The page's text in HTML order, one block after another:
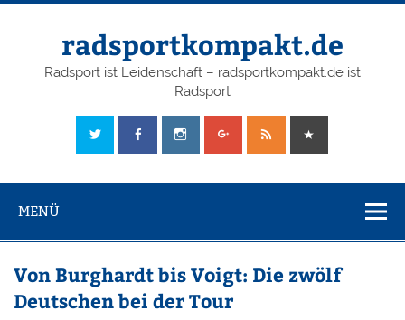
radsportkompakt.de
Radsport ist Leidenschaft – radsportkompakt.de ist
Radsport
MENÜ
Von Burghardt bis Voigt: Die zwölf
Deutschen bei der Tour